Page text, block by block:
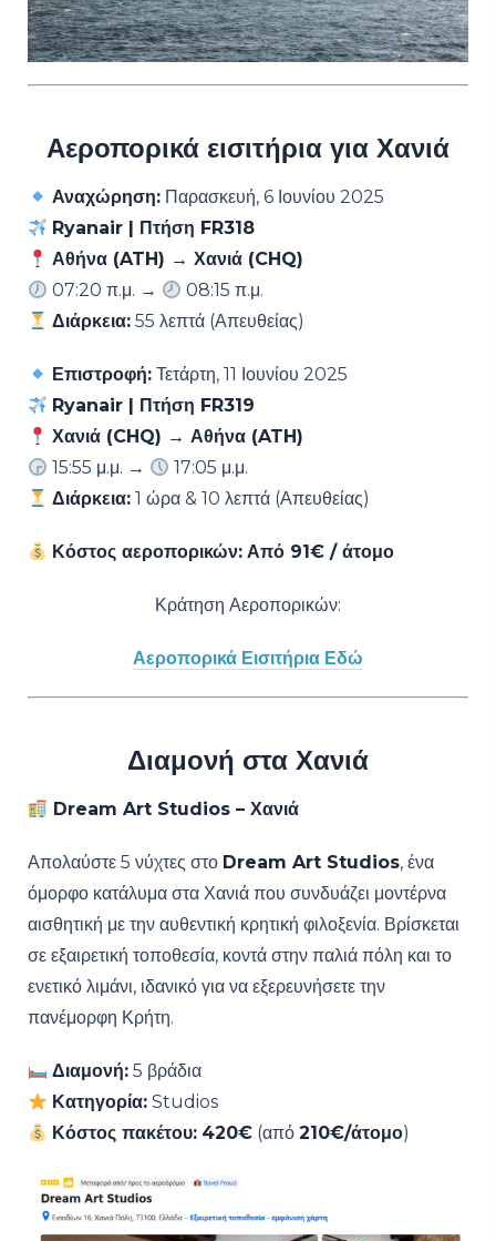
Αεροπορικά εισιτήρια για Χανιά
Αναχώρηση: Παρασκευή, 6 Ιουνίου 2025
Ryanair | Πτήση FR318
Αθήνα (ATH) → Χανιά (CHQ)
07:20 π.μ. →
08:15 π.μ.
Διάρκεια: 55 λεπτά (Απευθείας)
Επιστροφή: Τετάρτη, 11 Ιουνίου 2025
Ryanair | Πτήση FR319
Χανιά (CHQ) → Αθήνα (ATH)
15:55 μ.μ. →
17:05 μ.μ.
Διάρκεια: 1 ώρα & 10 λεπτά (Απευθείας)
Κόστος αεροπορικών: Από 91€ / άτομο
Κράτηση Αεροπορικών:
Αεροπορικά Εισιτήρια Εδώ
Διαμονή στα Χανιά
Dream Art Studios – Χανιά
Απολαύστε 5 νύχτες στο Dream Art Studios, ένα
όμορφο κατάλυμα στα Χανιά που συνδυάζει μοντέρνα
αισθητική με την αυθεντική κρητική φιλοξενία. Βρίσκεται
σε εξαιρετική τοποθεσία, κοντά στην παλιά πόλη και το
ενετικό λιμάνι, ιδανικό για να εξερευνήσετε την
πανέμορφη Κρήτη.
Διαμονή: 5 βράδια
Κατηγορία: Studios
Κόστος πακέτου: 420€ (από210€/άτομο)